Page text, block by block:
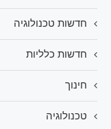
חדשות טכנולוגיה
חדשות כלליות
חינוך
טכנולוגיה